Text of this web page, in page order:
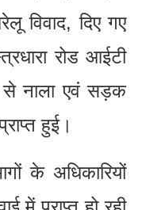
विवाद, दिए गए
रोड आईटी
से नाला एवं सड़क
हुई।
के अधिकारियों